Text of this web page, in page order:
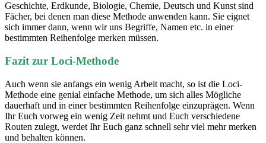
Geschichte, Erdkunde, Biologie, Chemie, Deutsch und Kunst sind
Fächer, bei denen man diese Methode anwenden kann. Sie eignet
sich immer dann, wenn wir uns Begriffe, Namen etc. in einer
bestimmten Reihenfolge merken müssen.
Fazit zur Loci-Methode
Auch wenn sie anfangs ein wenig Arbeit macht, so ist die Loci-
Methode eine genial einfache Methode, um sich alles Mögliche
dauerhaft und in einer bestimmten Reihenfolge einzuprägen. Wenn
Ihr Euch vorweg ein wenig Zeit nehmt und Euch verschiedene
Routen zulegt, werdet Ihr Euch ganz schnell sehr viel mehr merken
und behalten können.